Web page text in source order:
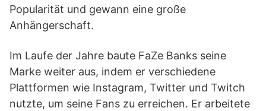
Popularität und gewann eine große
Anhängerschaft.
Im Laufe der Jahre baute FaZe Banks seine
Marke weiter aus, indem er verschiedene
Plattformen wie Instagram, Twitter und Twitch
nutzte, um seine Fans zu erreichen. Er arbeitete